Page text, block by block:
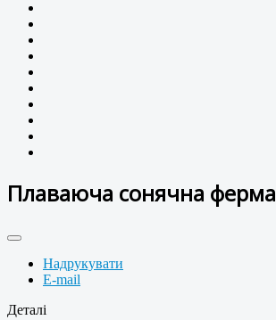
Плаваюча сонячна ферма
Надрукувати
E-mail
Деталі